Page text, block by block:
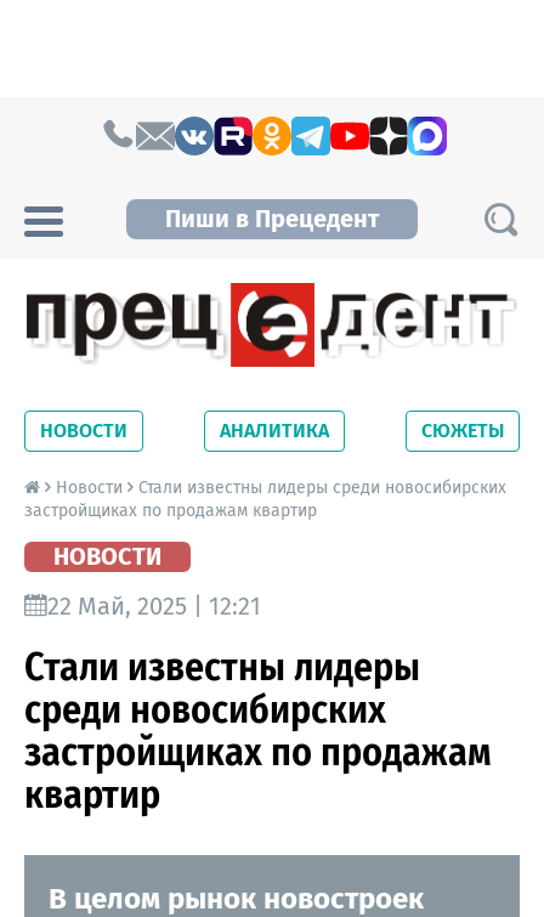
Пиши в Прецедент
Новосибирской области. Читайте свежие
новости на сайте сетевого издания
Precedent.
НОВОСТИ АНАЛИТИКА СЮЖЕТЫ
Новости
Стали известны лидеры среди новосибирских
застройщиках по продажам квартир
НОВОСТИ
22 Май, 2025 | 12:21
Стали известны лидеры
среди новосибирских
застройщиках по продажам
квартир
В целом рынок новостроек